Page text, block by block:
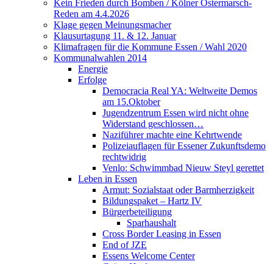
Kein Frieden durch Bomben / Kölner Ostermarsch-
Reden am 4.4.2026
Klage gegen Meinungsmacher
Klausurtagung 11. & 12. Januar
Klimafragen für die Kommune Essen / Wahl 2020
Kommunalwahlen 2014
Energie
Erfolge
Democracia Real YA: Weltweite Demos
am 15.Oktober
Jugendzentrum Essen wird nicht ohne
Widerstand geschlossen…
Naziführer machte eine Kehrtwende
Polizeiauflagen für Essener Zukunftsdemo
rechtwidrig
Venlo: Schwimmbad Nieuw Steyl gerettet
Leben in Essen
Armut: Sozialstaat oder Barmherzigkeit
Bildungspaket – Hartz IV
Bürgerbeteiligung
Sparhaushalt
Cross Border Leasing in Essen
End of JZE
Essens Welcome Center